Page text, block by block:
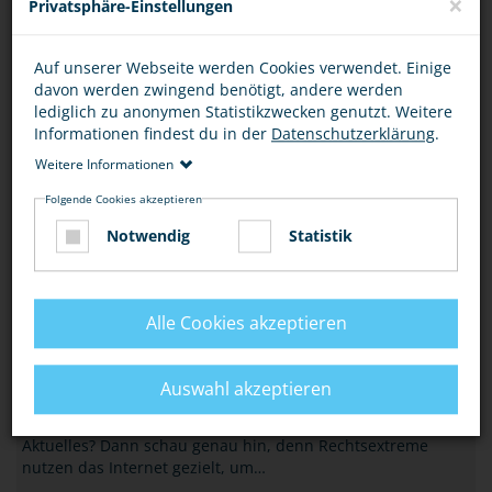
Beziehe Stellung gegen rassistische und…
HASS-GEWALT-POLITIK
„HIDDEN CODES“ – NEUES SPIEL ERKLÄRT
RADIKALISIERUNG
Eine Radikalisierung bei Deinen Freunden, in der
Schulklasse oder in den sozialen Netzwerken selbst zu
erkennen und dagegen erste Schritte unternehmen…
HASS-GEWALT-POLITIK
VORSICHT VOR FALSCHMELDUNGEN IM
Aktuelles? Dann schau genau hin, denn Rechtsextreme
nutzen das Internet gezielt, um…
Privatsphäre-Einstellungen
Auf unserer Webseite werden Cookies verwendet. Einige
davon werden zwingend benötigt, andere werden
lediglich zu anonymen Statistikzwecken genutzt. Weitere
Informationen findest du in der Datenschutzerklärung.
Weitere Informationen
Folgende Cookies akzeptieren
Notwendig Statistik
Alle Cookies akzeptieren
Auswahl akzeptieren